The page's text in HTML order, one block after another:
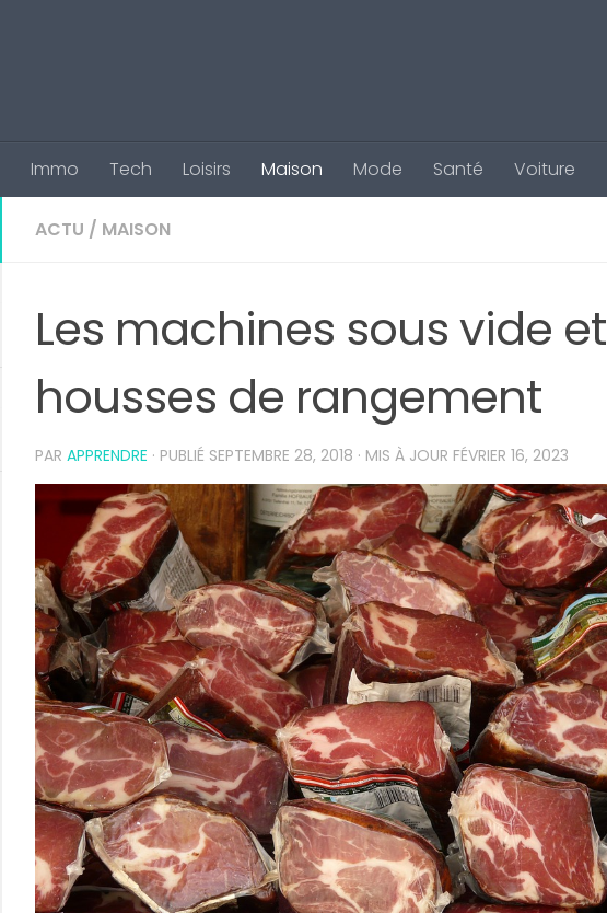
Immo Tech Loisirs Maison Mode Santé Voiture
ACTU / MAISON
Les machines sous vide et
housses de rangement
PAR APPRENDRE · PUBLIÉ SEPTEMBRE 28, 2018 · MIS À JOUR FÉVRIER 16, 2023